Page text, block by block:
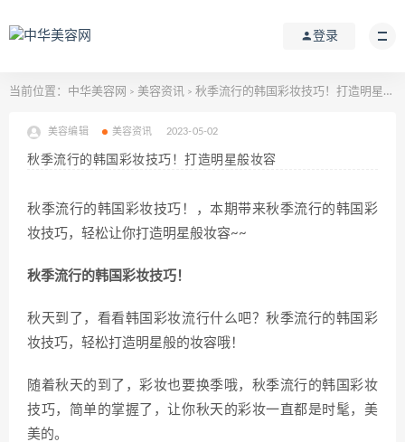
登录
当前位置： 中华美容网 > 美容资讯 > 秋季流行的韩国彩妆技巧！打造明星般妆容
美容编辑 美容资讯 2023-05-02
秋季流行的韩国彩妆技巧！打造明星般妆容
秋季流行的韩国彩妆技巧！，本期带来秋季流行的韩国彩
妆技巧，轻松让你打造明星般妆容~~
秋季流行的韩国彩妆技巧！
秋天到了，看看韩国彩妆流行什么吧？秋季流行的韩国彩
妆技巧，轻松打造明星般的妆容哦！
随着秋天的到了，彩妆也要换季哦，秋季流行的韩国彩妆
技巧，简单的掌握了，让你秋天的彩妆一直都是时髦，美
美的。